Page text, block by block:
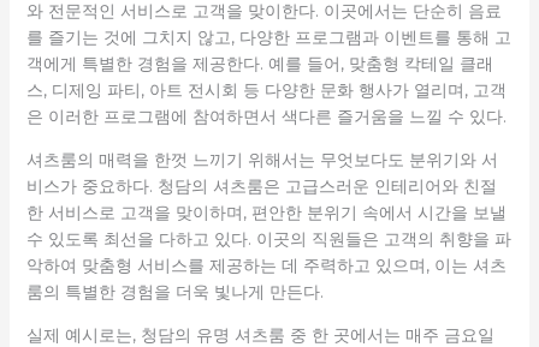
와 전문적인 서비스로 고객을 맞이한다. 이곳에서는 단순히 음료
를 즐기는 것에 그치지 않고, 다양한 프로그램과 이벤트를 통해 고
객에게 특별한 경험을 제공한다. 예를 들어, 맞춤형 칵테일 클래
스, 디제잉 파티, 아트 전시회 등 다양한 문화 행사가 열리며, 고객
은 이러한 프로그램에 참여하면서 색다른 즐거움을 느낄 수 있다.
셔츠룸의 매력을 한껏 느끼기 위해서는 무엇보다도 분위기와 서
비스가 중요하다. 청담의 셔츠룸은 고급스러운 인테리어와 친절
한 서비스로 고객을 맞이하며, 편안한 분위기 속에서 시간을 보낼
수 있도록 최선을 다하고 있다. 이곳의 직원들은 고객의 취향을 파
악하여 맞춤형 서비스를 제공하는 데 주력하고 있으며, 이는 셔츠
룸의 특별한 경험을 더욱 빛나게 만든다.
실제 예시로는, 청담의 유명 셔츠룸 중 한 곳에서는 매주 금요일